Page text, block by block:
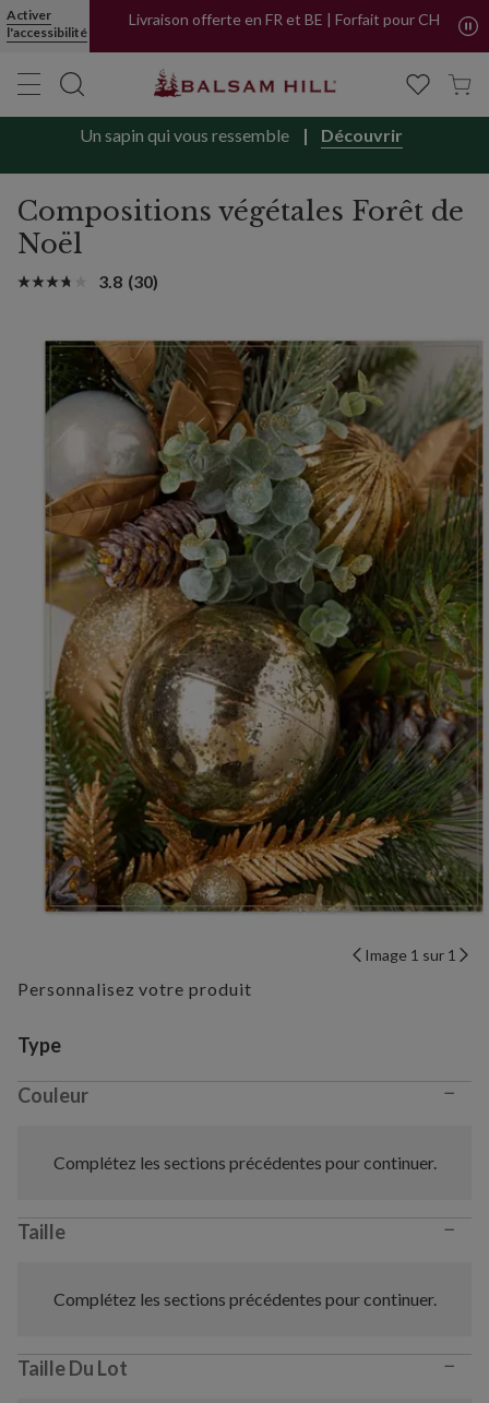
Activer
l'accessibilité
PayPal
Livraison offerte en FR et BE | Forfait pour CH
Un sapin qui vous ressemble Découvrir
Compositions végétales Forêt de
Noël
3.8 (30)
Image 1 sur 1
Personnalisez votre produit
Variant selection
Type
Couleur −
Complétez les sections précédentes pour continuer.
Taille −
Complétez les sections précédentes pour continuer.
Taille Du Lot −